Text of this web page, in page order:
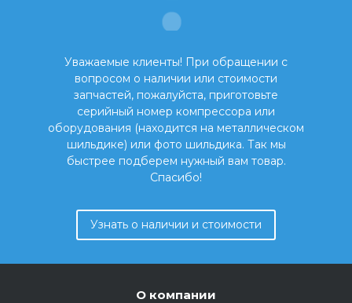
Уважаемые клиенты! При обращении с
вопросом о наличии или стоимости
запчастей, пожалуйста, приготовьте
серийный номер компрессора или
оборудования (находится на металлическом
шильдике) или фото шильдика. Так мы
быстрее подберем нужный вам товар.
Спасибо!
Узнать о наличии и стоимости
О компании